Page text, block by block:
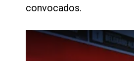
convocados.